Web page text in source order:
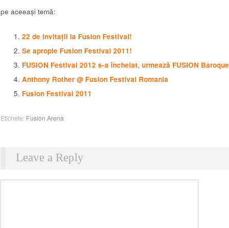
pe aceeași temă:
22 de invitații la Fusion Festival!
Se apropie Fusion Festival 2011!
FUSION Festival 2012 s-a încheiat, urmează FUSION Baroque
Anthony Rother @ Fusion Festival Romania
Fusion Festival 2011
Etichete: Fusion Arena
Leave a Reply